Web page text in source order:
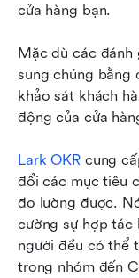
cửa hàng bạn.
Mặc dù các
sung chúng bằng
khảo sát khách
động của cửa
Lark OKR cung
đổi các mục tiêu
đo lường được.
cường sự hợp tác
người đều có thể
trong nhóm đến